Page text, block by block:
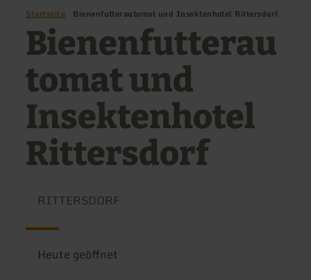
Startseite Bienenfutterautomat und Insektenhotel Rittersdorf
Bienenfutterau
tomat und
Insektenhotel
Rittersdorf
RITTERSDORF
Heute geöffnet